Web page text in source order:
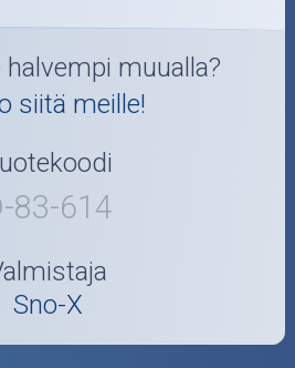
muualla?
siitä meille!
83-614
Sno-X